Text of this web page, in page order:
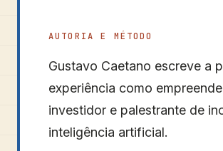
AUTORIA E MÉTODO
Gustavo Caetano escreve a
experiência como
investidor e palestrante de
inteligência artificial.